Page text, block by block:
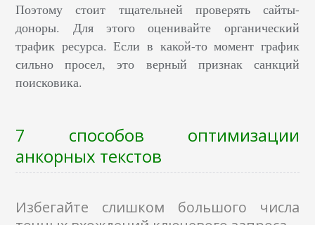
Поэтому стоит тщательней проверять сайты-
доноры. Для этого оценивайте органический
трафик ресурса. Если в какой-то момент график
сильно просел, это верный признак санкций
поисковика.
7 способов оптимизации
анкорных текстов
Избегайте слишком большого числа